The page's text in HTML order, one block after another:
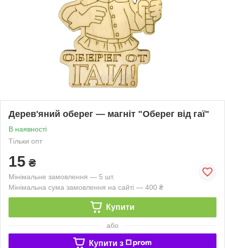
Дерев'яний оберег — магніт "Оберег від гаї"
В наявності
Тільки опт
15 ₴
Мінімальне замовлення — 5 шт.
Мінімальна сума замовлення на сайті — 400 ₴
Купити
або
Купити з